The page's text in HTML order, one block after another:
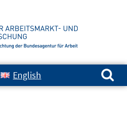
English
Suchen nach: